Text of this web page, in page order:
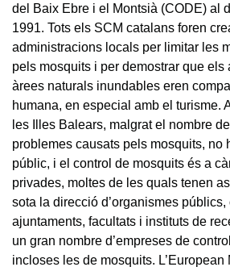
del Baix Ebre i el Montsià (CODE) al
1991. Tots els SCM catalans foren
administracions locals per limitar les
pels mosquits i per demostrar que els
àrees naturals inundables eren
humana, en especial amb el turisme.
les Illes Balears, malgrat el nombre
problemes causats pels mosquits, no
públic, i el control de mosquits és a
privades, moltes de les quals tenen
sota la direcció d’organismes públics,
ajuntaments, facultats i instituts de
un gran nombre d’empreses de
incloses les de mosquits. L’European